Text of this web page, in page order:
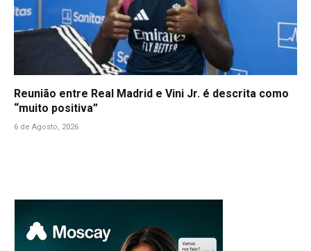
Reunião entre Real Madrid e Vini Jr. é descrita como
“muito positiva”
6 de Agosto, 2026